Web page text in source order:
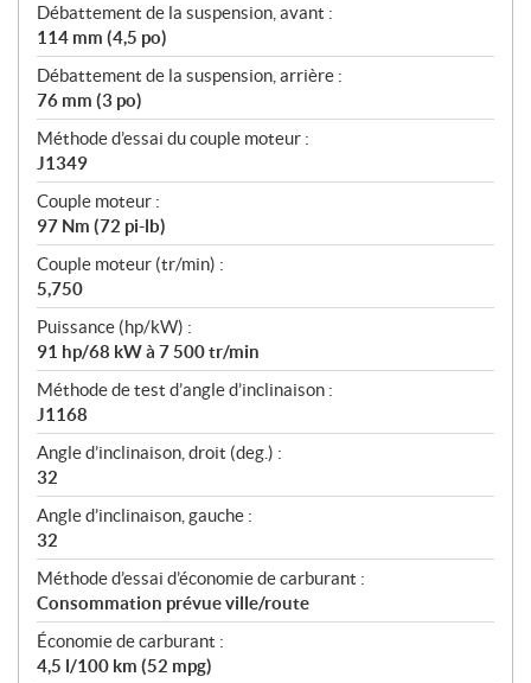
Débattement de la suspension, avant :
114 mm (4,5 po)
Débattement de la suspension, arrière :
76 mm (3 po)
Méthode d’essai du couple moteur :
J1349
Couple moteur :
97 Nm (72 pi-lb)
Couple moteur (tr/min) :
5,750
Puissance (hp/kW) :
91 hp/68 kW à 7 500 tr/min
Méthode de test d’angle d’inclinaison :
J1168
Angle d’inclinaison, droit (deg.) :
32
Angle d’inclinaison, gauche :
32
Méthode d’essai d’économie de carburant :
Consommation prévue ville/route
Économie de carburant :
4,5 l/100 km (52 mpg)